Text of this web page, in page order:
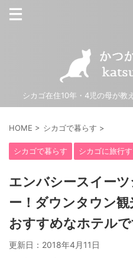
シカゴ在住10年・4児の母が教
HOME > シカゴで暮らす >
シカゴで暮らす シカゴに旅行
エンバシースイー
ー！ダウンタウン
おすすめなホテルで
更新日： 2018年4月11日